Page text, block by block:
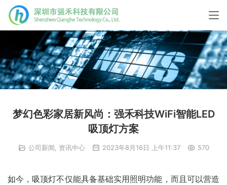
梦幻色彩家居新风尚：强禾科技WiFi智能LED
吸顶灯方案
公司新闻 资讯中心 2023年8月16日 上午11:37 570
如今，吸顶灯不仅能具备基础实用照明功能，而且可以营造